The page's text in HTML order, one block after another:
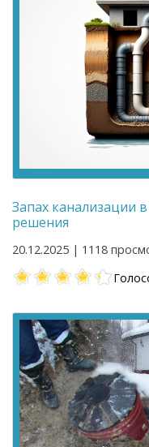
Запах канализации
решения
20.12.2025 | 1118